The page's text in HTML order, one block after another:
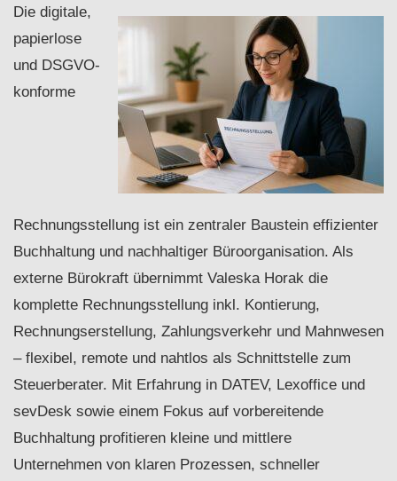
Die digitale,
papierlose
und DSGVO-
konforme
Rechnungsstellung ist ein zentraler Baustein effizienter
Buchhaltung und nachhaltiger Büroorganisation. Als
externe Bürokraft übernimmt Valeska Horak die
komplette Rechnungsstellung inkl. Kontierung,
Rechnungserstellung, Zahlungsverkehr und Mahnwesen
– flexibel, remote und nahtlos als Schnittstelle zum
Steuerberater. Mit Erfahrung in DATEV, Lexoffice und
sevDesk sowie einem Fokus auf vorbereitende
Buchhaltung profitieren kleine und mittlere
Unternehmen von klaren Prozessen, schneller